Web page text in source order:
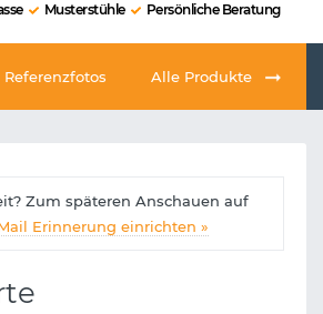
Musterstühle Persönliche Beratung
Referenzfotos Alle Produkte
Zum späteren Anschauen auf
Erinnerung einrichten »